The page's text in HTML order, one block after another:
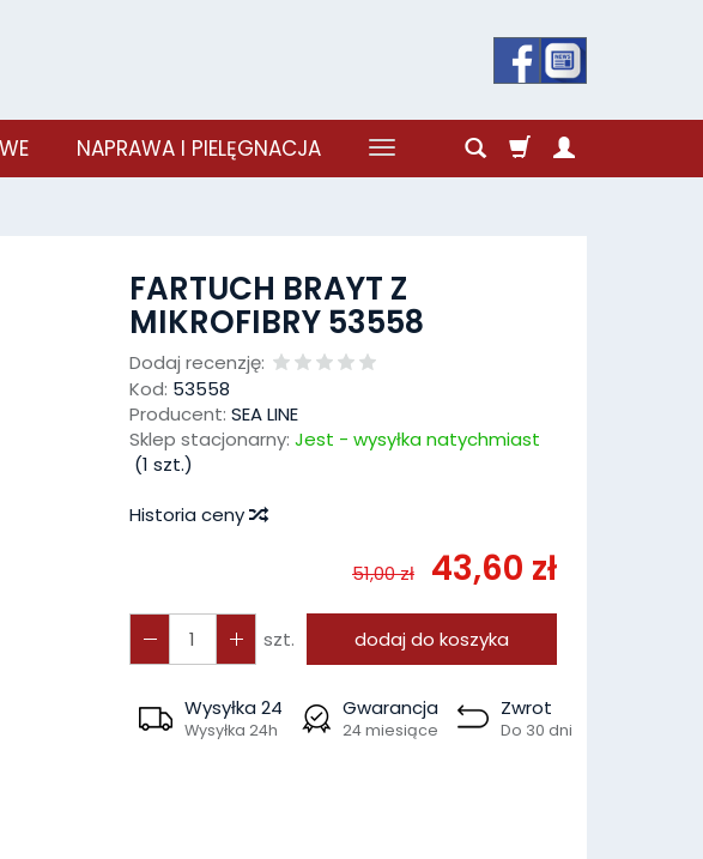
NAPRAWA I PIELĘGNACJA
FARTUCH BRAYT Z
MIKROFIBRY 53558
Dodaj recenzję:
Kod: 53558
Producent: SEA LINE
Sklep stacjonarny: Jest - wysyłka natychmiast
(1 szt.)
Historia ceny
51,00 zł 43,60 zł
szt. dodaj do koszyka
Wysyłka 24
Wysyłka 24h
Gwarancja
24 miesiące
Zwrot
Do 30 dni